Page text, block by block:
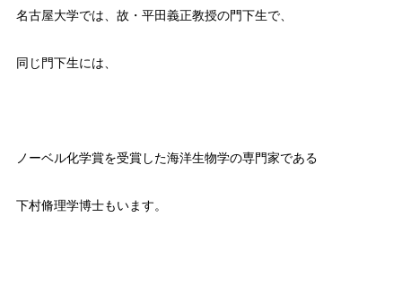
名古屋大学では、故・平田義正教授の門下生で、
同じ門下生には、
ノーベル化学賞を受賞した海洋生物学の専門家である
下村脩理学博士もいます。